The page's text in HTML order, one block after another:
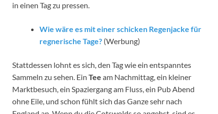
in einen Tag zu pressen.
Wie wäre es mit einer schicken Regenjacke für
regnerische Tage? (Werbung)
Stattdessen lohnt es sich, den Tag wie ein entspanntes
Sammeln zu sehen. Ein Tee am Nachmittag, ein kleiner
Marktbesuch, ein Spaziergang am Fluss, ein Pub Abend
ohne Eile, und schon fühlt sich das Ganze sehr nach